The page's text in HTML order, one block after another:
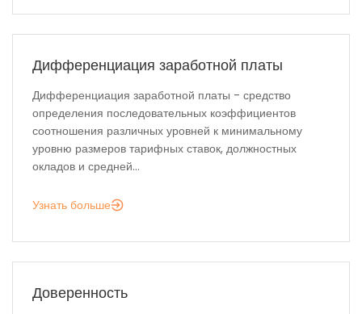
Дифференциация заработной платы
Дифференциация заработной платы - средство
определения последовательных коэффициентов
соотношения различных уровней к минимальному
уровню размеров тарифных ставок, должностных
окладов и средней...
Узнать больше
Доверенность